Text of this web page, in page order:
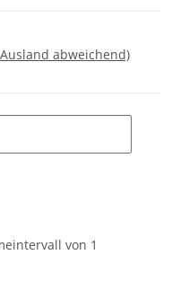
abweichend)
von 1